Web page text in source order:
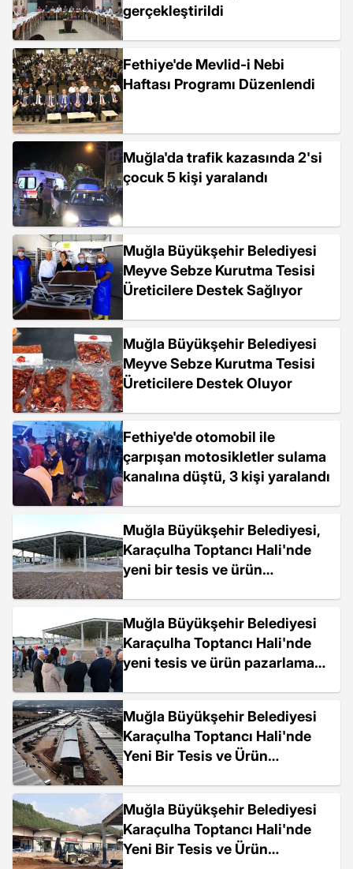
gerçekleştirildi
Fethiye'de Mevlid-i Nebi
Haftası Programı Düzenlendi
Muğla'da trafik kazasında 2'si
çocuk 5 kişi yaralandı
Muğla Büyükşehir Belediyesi
Meyve Sebze Kurutma Tesisi
Üreticilere Destek Sağlıyor
Muğla Büyükşehir Belediyesi
Meyve Sebze Kurutma Tesisi
Üreticilere Destek Oluyor
Fethiye'de otomobil ile
çarpışan motosikletler sulama
kanalına düştü, 3 kişi yaralandı
Muğla Büyükşehir Belediyesi,
Karaçulha Toptancı Hali'nde
yeni bir tesis ve ürün
Muğla Büyükşehir Belediyesi
Karaçulha Toptancı Hali'nde
yeni tesis ve ürün pazarlama
Muğla Büyükşehir Belediyesi
Karaçulha Toptancı Hali'nde
Yeni Bir Tesis ve Ürün
Muğla Büyükşehir Belediyesi
Karaçulha Toptancı Hali'nde
Yeni Bir Tesis ve Ürün